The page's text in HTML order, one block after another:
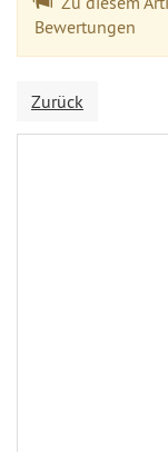
Bewertungen
Zurück